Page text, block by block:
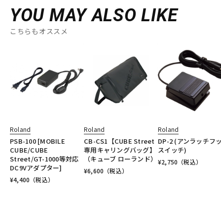
YOU MAY ALSO LIKE
こちらもオススメ
Roland
PSB-100 [MOBILE
CUBE/CUBE
Street/GT-1000等対応
DC9Vアダプター]
¥4,400 （税込）
Roland
CB-CS1【CUBE Street
専用キャリングバッグ】
（キューブ ローランド）
¥6,600 （税込）
Roland
DP-2 (アンラッチフ
スイッチ)
¥2,750 （税込）